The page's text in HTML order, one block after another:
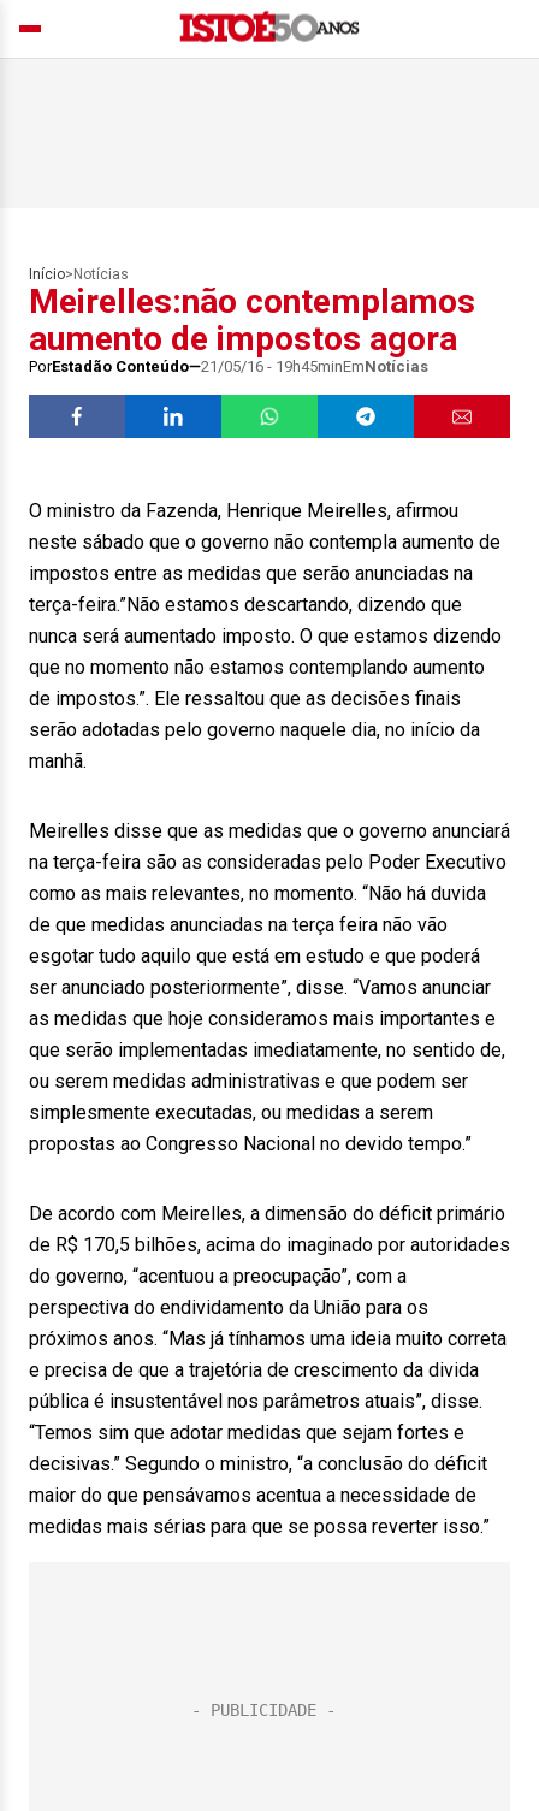
Início> Notícias
Meirelles:não contemplamos
aumento de impostos agora
PorEstadão Conteúdo 21/05/16 - 19h45minEmNotícias
O ministro da Fazenda, Henrique Meirelles, afirmou
neste sábado que o governo não contempla aumento de
impostos entre as medidas que serão anunciadas na
terça-feira.”Não estamos descartando, dizendo que
nunca será aumentado imposto. O que estamos dizendo
que no momento não estamos contemplando aumento
de impostos.”. Ele ressaltou que as decisões finais
serão adotadas pelo governo naquele dia, no início da
manhã.
Meirelles disse que as medidas que o governo anunciará
na terça-feira são as consideradas pelo Poder Executivo
como as mais relevantes, no momento. “Não há duvida
de que medidas anunciadas na terça feira não vão
esgotar tudo aquilo que está em estudo e que poderá
ser anunciado posteriormente”, disse. “Vamos anunciar
as medidas que hoje consideramos mais importantes e
que serão implementadas imediatamente, no sentido de,
ou serem medidas administrativas e que podem ser
simplesmente executadas, ou medidas a serem
propostas ao Congresso Nacional no devido tempo.”
De acordo com Meirelles, a dimensão do déficit primário
de R$ 170,5 bilhões, acima do imaginado por autoridades
do governo, “acentuou a preocupação”, com a
perspectiva do endividamento da União para os
próximos anos. “Mas já tínhamos uma ideia muito correta
e precisa de que a trajetória de crescimento da divida
pública é insustentável nos parâmetros atuais”, disse.
“Temos sim que adotar medidas que sejam fortes e
decisivas.” Segundo o ministro, “a conclusão do déficit
maior do que pensávamos acentua a necessidade de
medidas mais sérias para que se possa reverter isso.”